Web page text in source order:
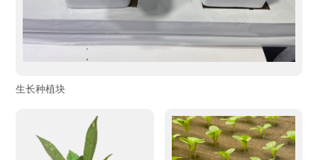
生长种植块